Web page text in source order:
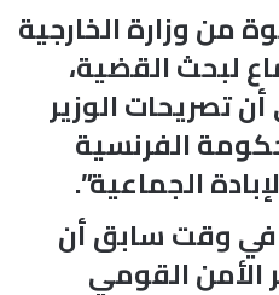
من وزارة الخارجية
لبحث القضية،
تصريحات الوزير
الفرنسية
الجماعية”.
في وقت سابق أن
الأمن القومي